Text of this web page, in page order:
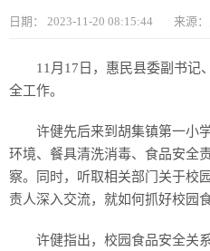
日期： 2023-11-20 08:15:44 来源
11月17日，惠民县委副书记
全工作。
许健先后来到胡集镇第一小
环境、餐具清洗消毒、食品安全
察。同时，听取相关部门关于校
责人深入交流，就如何抓好校园
许健指出，校园食品安全关